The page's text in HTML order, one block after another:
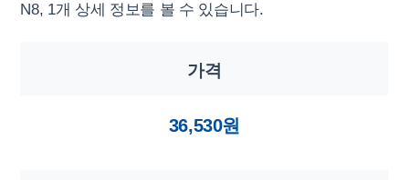
N8, 1개 상세 정보를 볼 수 있습니다.
가격
36,530원